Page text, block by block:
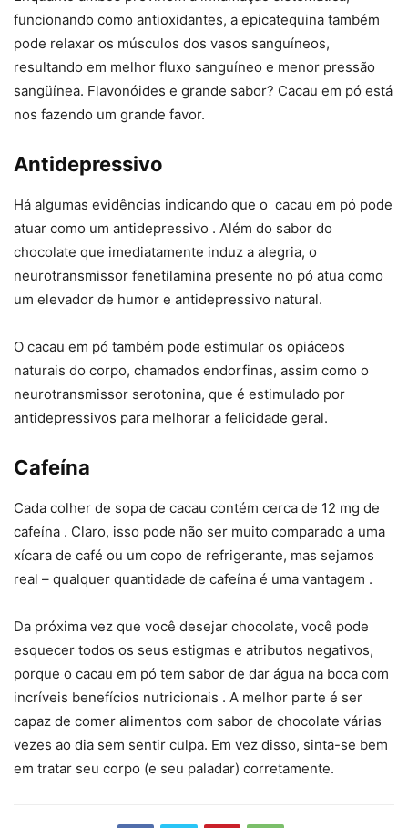
funcionando como antioxidantes, a epicatequina também
pode relaxar os músculos dos vasos sanguíneos,
resultando em melhor fluxo sanguíneo e menor pressão
sangüínea. Flavonóides e grande sabor? Cacau em pó está
nos fazendo um grande favor.
Antidepressivo
Há algumas evidências indicando que o cacau em pó pode
atuar como um antidepressivo . Além do sabor do
chocolate que imediatamente induz a alegria, o
neurotransmissor fenetilamina presente no pó atua como
um elevador de humor e antidepressivo natural.
O cacau em pó também pode estimular os opiáceos
naturais do corpo, chamados endorfinas, assim como o
neurotransmissor serotonina, que é estimulado por
antidepressivos para melhorar a felicidade geral.
Cafeína
Cada colher de sopa de cacau contém cerca de 12 mg de
cafeína . Claro, isso pode não ser muito comparado a uma
xícara de café ou um copo de refrigerante, mas sejamos
real – qualquer quantidade de cafeína é uma vantagem .
Da próxima vez que você desejar chocolate, você pode
esquecer todos os seus estigmas e atributos negativos,
porque o cacau em pó tem sabor de dar água na boca com
incríveis benefícios nutricionais . A melhor parte é ser
capaz de comer alimentos com sabor de chocolate várias
vezes ao dia sem sentir culpa. Em vez disso, sinta-se bem
em tratar seu corpo (e seu paladar) corretamente.